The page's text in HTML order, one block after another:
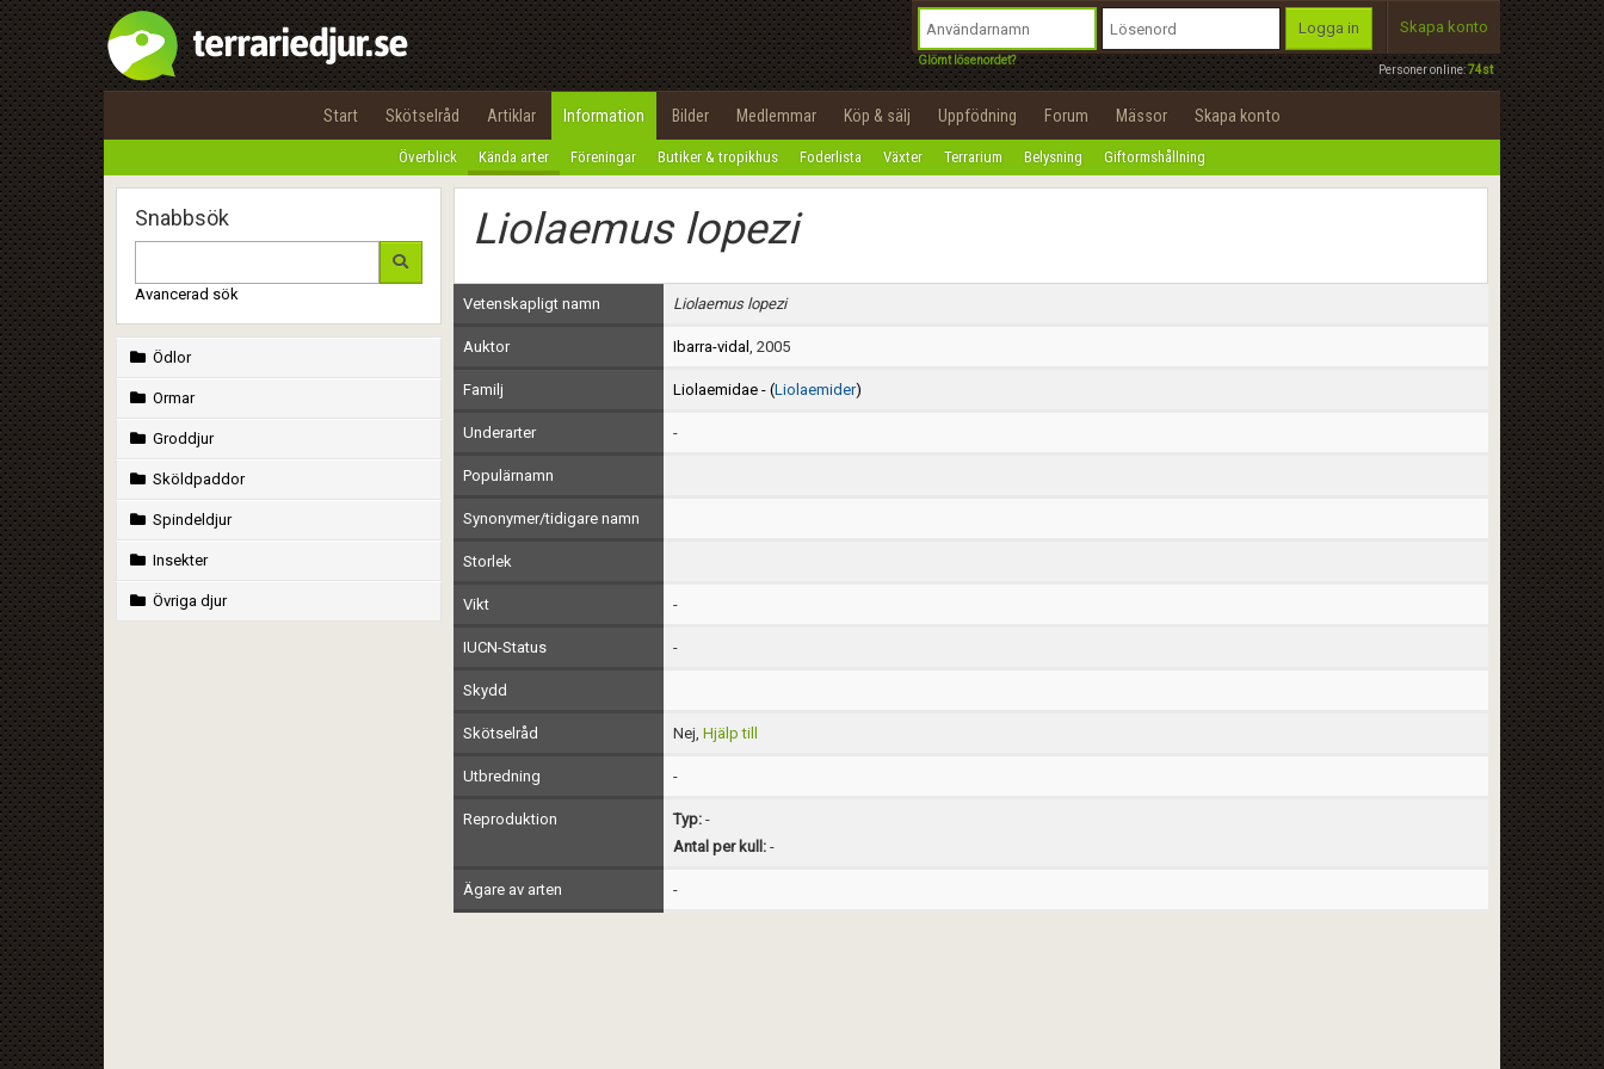
Personer online:74st
Logga in
Glömt lösenordet?
Skapa konto
Start Skötselråd Artiklar Information Bilder Medlemmar Köp & sälj Uppfödning Forum Mässor Skapa konto
Överblick Kända arter Föreningar Butiker & tropikhus Foderlista Växter Terrarium Belysning Giftormshållning
Snabbsök
Avancerad sök
Ödlor
Ormar
Groddjur
Sköldpaddor
Spindeldjur
Insekter
Övriga djur
Liolaemus lopezi
Vetenskapligt namn Liolaemus lopezi
Auktor Ibarra-vidal , 2005
Familj Liolaemidae - (Liolaemider)
Underarter -
Populärnamn
Synonymer/tidigare namn
Storlek
Vikt -
IUCN-Status -
Skydd
Skötselråd Nej, Hjälp till
Utbredning -
Reproduktion Typ:-
Antal per kull:-
Ägare av arten -
Utför
100%
OK
integritetspolicy
Namn:
Epost:
Användarnamn:
Lösenord:
Privacy Policy
Terms of Service
Begär nytt lösenord
Tillbaka till förstasidan